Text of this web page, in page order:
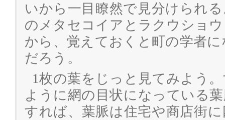
いから一目瞭然で見分けられ
のメタセコイアとラクウショ
から、覚えておくと町の学者
だろう。
1枚の葉をじっと見てみよう
ように網の目状になっている
すれば、葉脈は住宅や商店街